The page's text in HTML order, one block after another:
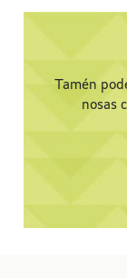
Tamén
nosas